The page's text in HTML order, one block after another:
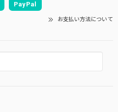
PayPal
お支払い方法について